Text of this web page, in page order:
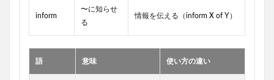
inform
〜に知らせ
る
情報を伝える（inform X of Y）
語 意味 使い方の違い